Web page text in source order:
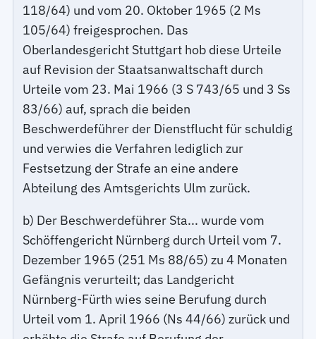
118/64) und vom 20. Oktober 1965 (2 Ms
105/64) freigesprochen. Das
Oberlandesgericht Stuttgart hob diese Urteile
auf Revision der Staatsanwaltschaft durch
Urteile vom 23. Mai 1966 (3 S 743/65 und 3 Ss
83/66) auf, sprach die beiden
Beschwerdeführer der Dienstflucht für schuldig
und verwies die Verfahren lediglich zur
Festsetzung der Strafe an eine andere
Abteilung des Amtsgerichts Ulm zurück.
b) Der Beschwerdeführer Sta... wurde vom
Schöffengericht Nürnberg durch Urteil vom 7.
Dezember 1965 (251 Ms 88/65) zu 4 Monaten
Gefängnis verurteilt; das Landgericht
Nürnberg-Fürth wies seine Berufung durch
Urteil vom 1. April 1966 (Ns 44/66) zurück und